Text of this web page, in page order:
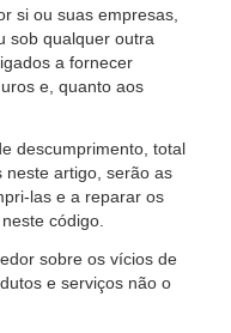
si ou suas empresas,
sob qualquer outra
a fornecer
e, quanto aos
descumprimento, total
neste artigo, serão as
las e a reparar os
código.
sobre os vícios de
e serviços não o